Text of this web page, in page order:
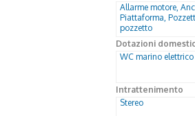
Allarme motore,
Piattaforma,
pozzetto
Dotazioni
WC marino elettrico
Intrattenimento
Stereo